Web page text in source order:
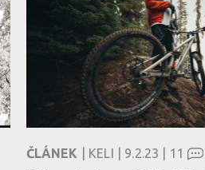
ČLÁNEK | KELI | 9.2.23 | 11